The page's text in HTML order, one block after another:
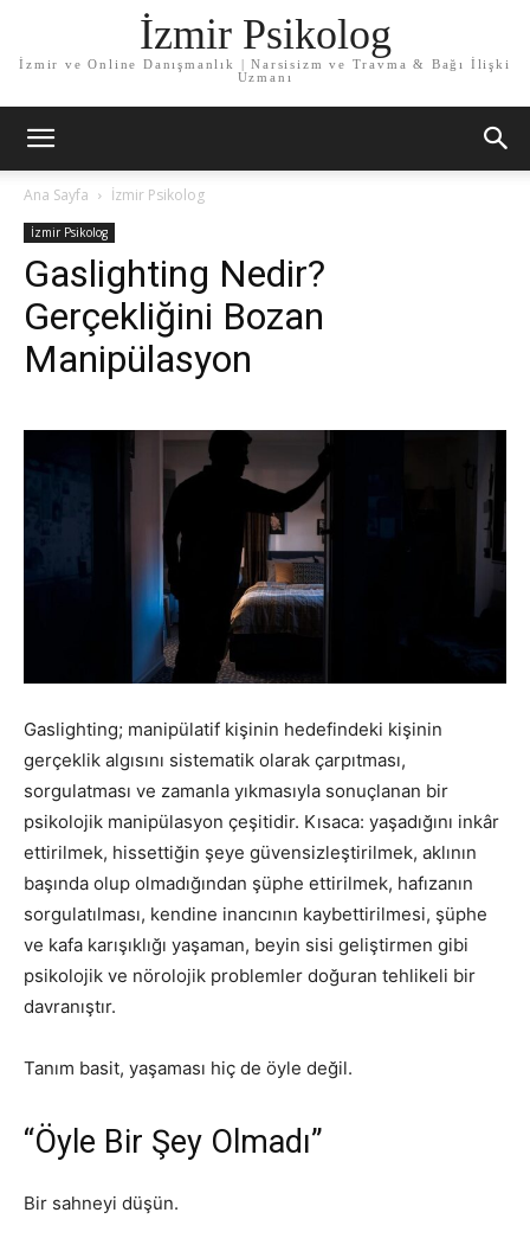
İzmir Psikolog
İzmir ve Online Danışmanlık | Narsisizm ve Travma & Bağı İlişki
Uzmanı
Ana Sayfa İzmir Psikolog
İzmir Psikolog
Gaslighting Nedir?
Gerçekliğini Bozan
Manipülasyon
Gaslighting; manipülatif kişinin hedefindeki kişinin
gerçeklik algısını sistematik olarak çarpıtması,
sorgulatması ve zamanla yıkmasıyla sonuçlanan bir
psikolojik manipülasyon çeşitidir. Kısaca: yaşadığını inkâr
ettirilmek, hissettiğin şeye güvensizleştirilmek, aklının
başında olup olmadığından şüphe ettirilmek, hafızanın
sorgulatılması, kendine inancının kaybettirilmesi, şüphe
ve kafa karışıklığı yaşaman, beyin sisi geliştirmen gibi
psikolojik ve nörolojik problemler doğuran tehlikeli bir
davranıştır.
Tanım basit, yaşaması hiç de öyle değil.
“Öyle Bir Şey Olmadı”
Bir sahneyi düşün.